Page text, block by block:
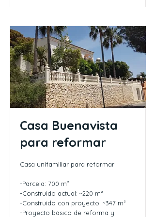
Casa Buenavista
para reformar
Casa unifamiliar para reformar
-Parcela: 700 m²
-Construido actual: ~220 m²
-Construido con proyecto: ~347 m²
-Proyecto básico de reforma y